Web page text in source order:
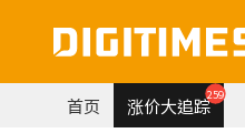
首页 涨价大追踪259